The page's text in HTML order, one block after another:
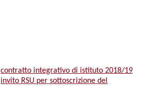
contratto integrativo di istituto 2018/19
invito RSU per sottoscrizione del